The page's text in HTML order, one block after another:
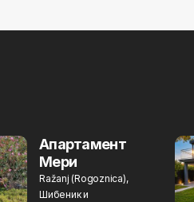
Aпартамент
Мери
Ražanj (Rogoznica),
Шибеник и